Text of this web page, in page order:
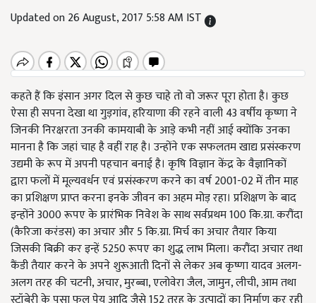
Updated on 26 August, 2017 5:58 AM IST
कहते हैं कि इंसान अगर दिल से कुछ चाहे तो वो जरूर पूरा होता है। कुछ
ऐसा ही सपना देखा था गुड़गांव, हरियाणा की रहने वाली 43 वर्षीय कृष्णा ने
जिनकी निरक्षरता उनकी कामयाबी के आड़े कभी नहीं आई क्योंकि उनका
मानना है कि जहां चाह है वहीं राह है। उन्होंने एक सफलतम खाद्य प्रसंस्करण
उद्यमी के रूप में अपनी पहचान बनाई है। कृषि विज्ञान केंद्र के वैज्ञानिकों
द्वारा फलों में मूल्यवर्धन एवं प्रसंस्करण करने का वर्ष 2001-02 में तीन माह
का प्रशिक्षण प्राप्त करना इनके जीवन का अहम मोड़ रहा। प्रशिक्षण के बाद
इन्होंने 3000 रूपए के प्रारंभिक निवेश के साथ सर्वप्रथम 100 कि.ग्रा. करौंदा
(कैरिजा करंडस) का अचार और 5 कि.ग्रा. मिर्च का अचार तैयार किया
जिसकी बिक्री कर इन्हें 5250 रूपए का शुद्ध लाभ मिला। करौंदा अचार तथा
कैंडी तैयार करने के अपने शुरूआती दिनों से लेकर अब कृष्णा यादव अलग-
अलग तरह की चटनी, अचार, मुरब्बा, एलोवेरा जैल, जामुन, लीची, आम तथा